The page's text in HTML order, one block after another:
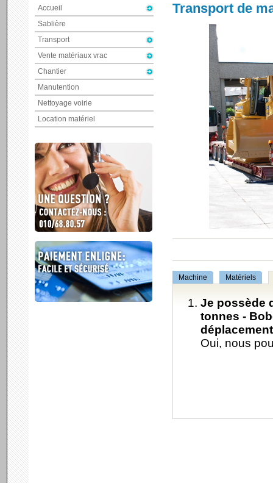
Accueil
Sablière
Transport
Vente matériaux vrac
Chantier
Manutention
Nettoyage voirie
Location matériel
Transport de
Machine Matériels
Je possède
tonnes -
Oui, nous